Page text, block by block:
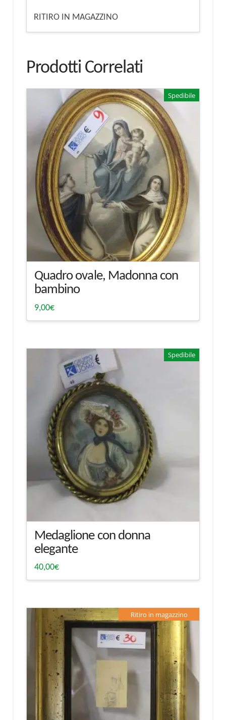
RITIRO IN MAGAZZINO
Prodotti Correlati
Spedibile
Quadro ovale, Madonna con
bambino
9,00€
Spedibile
Medaglione con donna
elegante
40,00€
Ritiro in magazzino